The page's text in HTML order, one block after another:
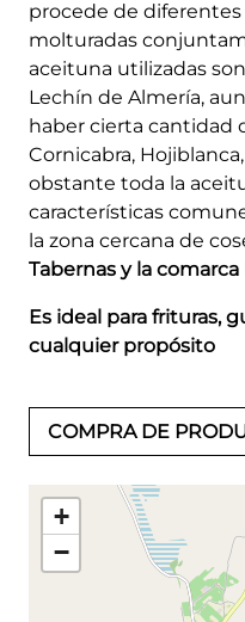
procede de
molturadas
aceituna utilizadas
Lechín de Almería,
haber cierta cantidad
Cornicabra,
obstante toda la
características
la zona cercana de
Tabernas y la
Es ideal para frituras,
cualquier propósito
COMPRA DE
+
−